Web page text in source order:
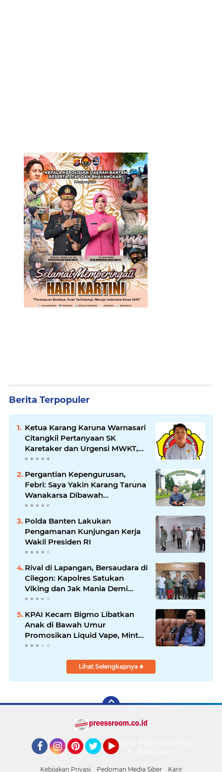
Berita Terpopuler
Ketua Karang Karuna Warnasari
Citangkil Pertanyaan SK
Karetaker dan Urgensi MWKT,
Saat Suasana Berduka
Pergantian Kepengurusan,
Febri: Saya Yakin Karang Taruna
Wanakarsa Dibawah
Kepemimpinan Bung Entus
Jauh Membawa Manfaat
Polda Banten Lakukan
Pengamanan Kunjungan Kerja
Wakil Presiden RI
Rival di Lapangan, Bersaudara di
Cilegon: Kapolres Satukan
Viking dan Jak Mania Demi
Nobar Damai Piala Presiden
KPAI Kecam Bigmo Libatkan
Anak di Bawah Umur
Promosikan Liquid Vape, Minta
Aparat Bertindak Tegas
Lihat Selengkapnya
Kebijakan Privasi Pedoman Media Siber Karir